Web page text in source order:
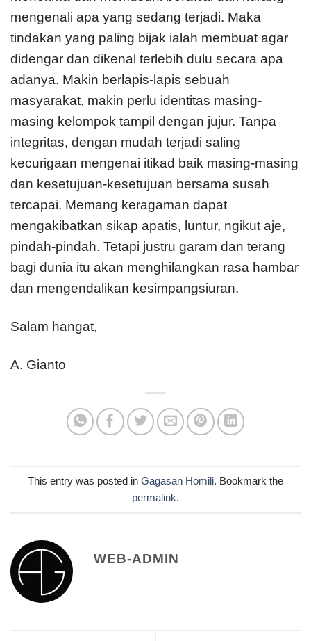
mengenali apa yang sedang terjadi. Maka
tindakan yang paling bijak ialah membuat agar
didengar dan dikenal terlebih dulu secara apa
adanya. Makin berlapis-lapis sebuah
masyarakat, makin perlu identitas masing-
masing kelompok tampil dengan jujur. Tanpa
integritas, dengan mudah terjadi saling
kecurigaan mengenai itikad baik masing-masing
dan kesetujuan-kesetujuan bersama susah
tercapai. Memang keragaman dapat
mengakibatkan sikap apatis, luntur, ngikut aje,
pindah-pindah. Tetapi justru garam dan terang
bagi dunia itu akan menghilangkan rasa hambar
dan mengendalikan kesimpangsiuran.
Salam hangat,
A. Gianto
This entry was posted in Gagasan Homili. Bookmark the
permalink.
WEB-ADMIN